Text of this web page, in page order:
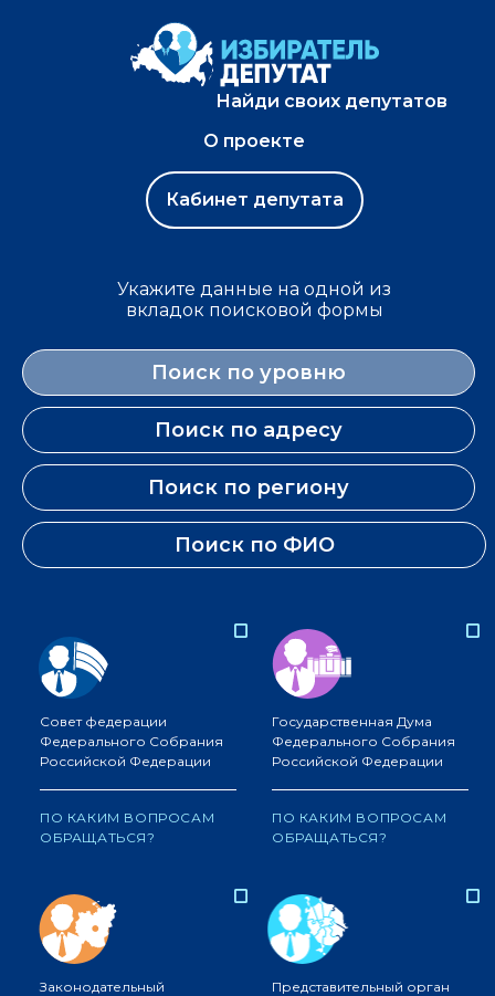
Найди своих депутатов
О проекте
Кабинет депутата
Укажите данные на одной из
вкладок поисковой формы
Поиск по уровню
Поиск по адресу
Поиск по региону
Поиск по ФИО
Совет федерации
Федерального Собрания
Российской Федерации
ПО КАКИМ ВОПРОСАМ
ОБРАЩАТЬСЯ?
Государственная Дума
Федерального Собрания
Российской Федерации
ПО КАКИМ ВОПРОСАМ
ОБРАЩАТЬСЯ?
Законодательный
Представительный орган